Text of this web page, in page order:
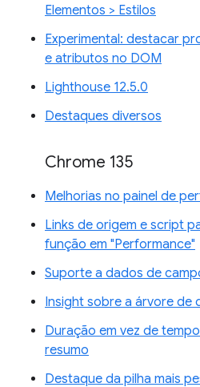
Elementos > Estilos
Experimental: destacar
e atributos no DOM
Lighthouse 12.5.0
Destaques diversos
Chrome 135
Melhorias no painel de
Links de origem e script
função em "Performance"
Suporte a dados de
Insight sobre a árvore de
Duração em vez de
resumo
Destaque da pilha mais